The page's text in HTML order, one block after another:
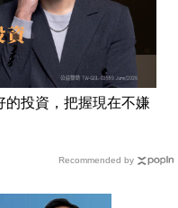
投資，把握現在不嫌
Recommended by